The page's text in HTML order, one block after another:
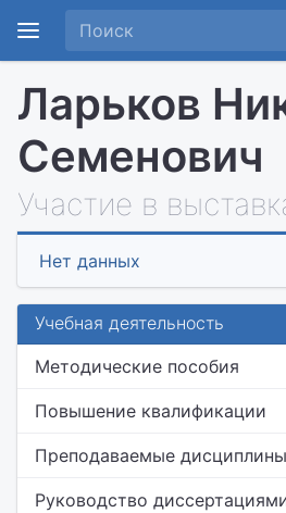
Ларьков
Семенович
Участие в
Нет данных
Учебная деятельность
Методические пособия
Повышение квалификации
Преподаваемые дисциплины
Руководство